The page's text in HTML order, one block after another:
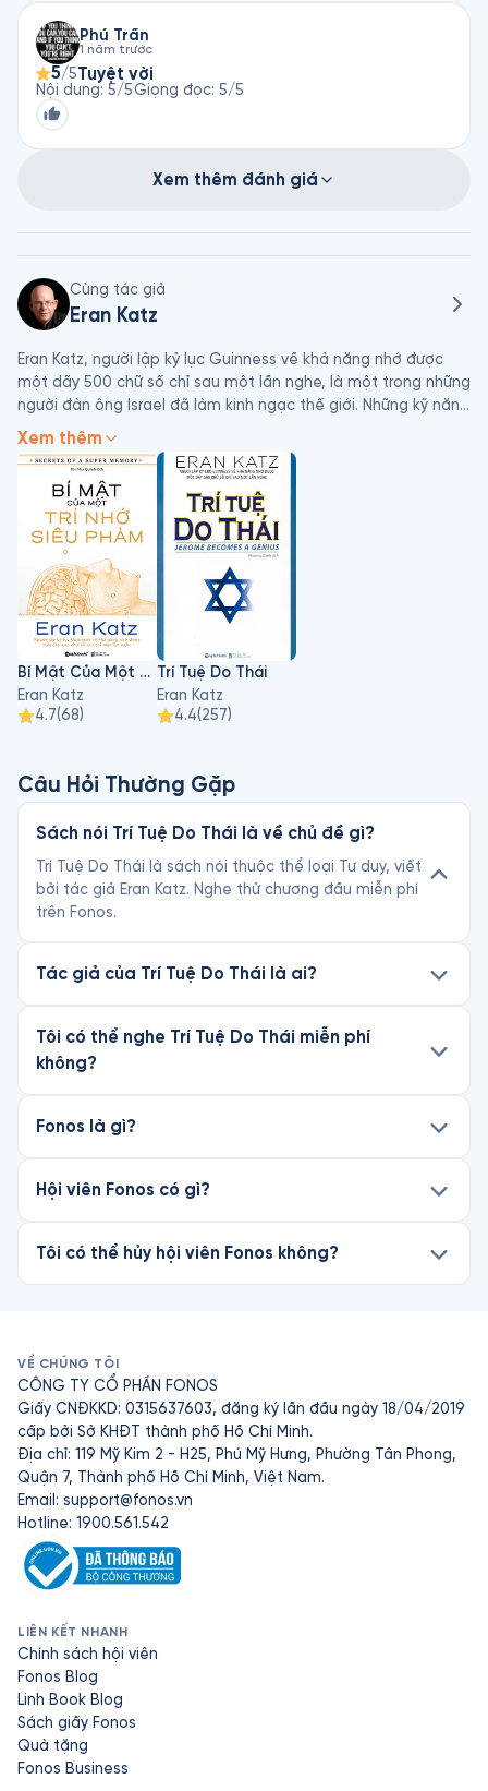
Phú Trần
1 năm trước
5/5Tuyệt vời
Nội dung: 5/5Giọng đọc: 5/5
Xem thêm đánh giá
Cùng tác giả
Eran Katz
Eran Katz, người lập kỷ lục Guinness về khả năng nhớ được
một dãy 500 chữ số chỉ sau một lần nghe, là một trong những
người đàn ông Israel đã làm kinh ngạc thế giới. Những kỹ năng
của ông không phải tự nhiên mà có, mà phải trải qua quá
trình rèn luyện nhiều năm.
Xem thêm
Bí Mật Của Một Trí Nhớ Siêu Phàm
Eran Katz
4.7(68)
Trí Tuệ Do Thái
Eran Katz
4.4(257)
Câu Hỏi Thường Gặp
Sách nói Trí Tuệ Do Thái là về chủ đề gì?
Trí Tuệ Do Thái là sách nói thuộc thể loại Tư duy, viết
bởi tác giả Eran Katz. Nghe thử chương đầu miễn phí
trên Fonos.
Tác giả của Trí Tuệ Do Thái là ai?
Tôi có thể nghe Trí Tuệ Do Thái miễn phí
không?
Fonos là gì?
Hội viên Fonos có gì?
Tôi có thể hủy hội viên Fonos không?
VỀ CHÚNG TÔI
CÔNG TY CỔ PHẦN FONOS
Giấy CNĐKKD: 0315637603, đăng ký lần đầu ngày 18/04/2019
cấp bởi Sở KHĐT thành phố Hồ Chí Minh.
Địa chỉ: 119 Mỹ Kim 2 - H25, Phú Mỹ Hưng, Phường Tân Phong,
Quận 7, Thành phố Hồ Chí Minh, Việt Nam.
Email: support@fonos.vn
Hotline: 1900.561.542
LIÊN KẾT NHANH
Chính sách hội viên
Fonos Blog
Linh Book Blog
Sách giấy Fonos
Quà tặng
Fonos Business